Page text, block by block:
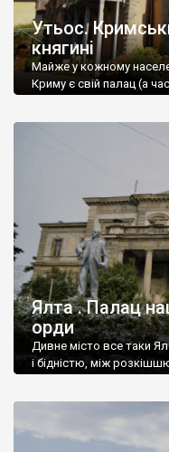
Утьос.
княгині
Майже у кожному
Криму є свій палац (а
Ялта . Палац
орди
Дивне місто все таки
і бідністю, між